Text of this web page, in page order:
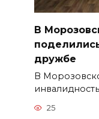
В
дружбе
В
25